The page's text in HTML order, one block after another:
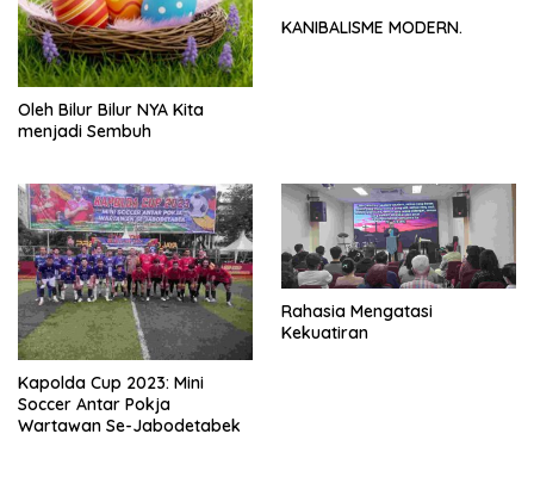
Oleh Bilur Bilur NYA Kita
menjadi Sembuh
KANIBALISME MODERN.
Kapolda Cup 2023: Mini
Soccer Antar Pokja
Wartawan Se-Jabodetabek
Rahasia Mengatasi
Kekuatiran